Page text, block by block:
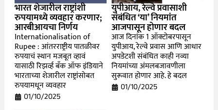
भारत शेजारील राष्ट्रांशी
रुपयामध्ये व्यवहार करणार;
आरबीआयचा निर्णय
Internationalisation of
Rupee : आंतरराष्ट्रीय पातळीवर
रुपयाचं स्थान मजबूत व्हावं
यासाठी रिझर्व्ह बँक ऑफ इंडियाने
भारताच्या शेजारील राष्ट्रांसोबत
रुपयामधून व्यवहार
01/10/2025
युपीआय, रेल्वे प्रवासाशी
संबंधित ‘या’ नियमांत
आजपासून होणार बदल
आज दिनांक 1 ऑक्टोबरपासून
युपीआय, रेल्वे प्रवास आणि आधार
अपडेटशी संबंधित काही नव्या
नियमांच्या अंमलबजावणीला
सुरूवात होणार आहे. हे बदल
01/10/2025